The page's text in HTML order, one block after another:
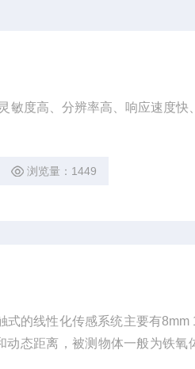
敏度高、分辨率高、响应速度快
浏览量：1449
的线性化传感系统主要有8mm
动态距离，被测物体一般为铁氧